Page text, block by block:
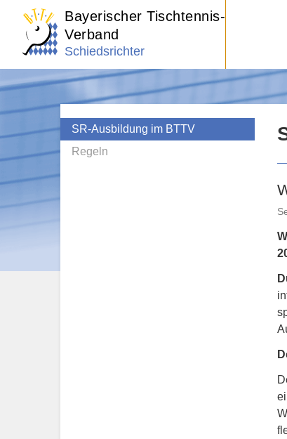
Bayerischer Tischtennis-
Verband
Schiedsrichter
SR-Ausbildung im BTTV
Regeln